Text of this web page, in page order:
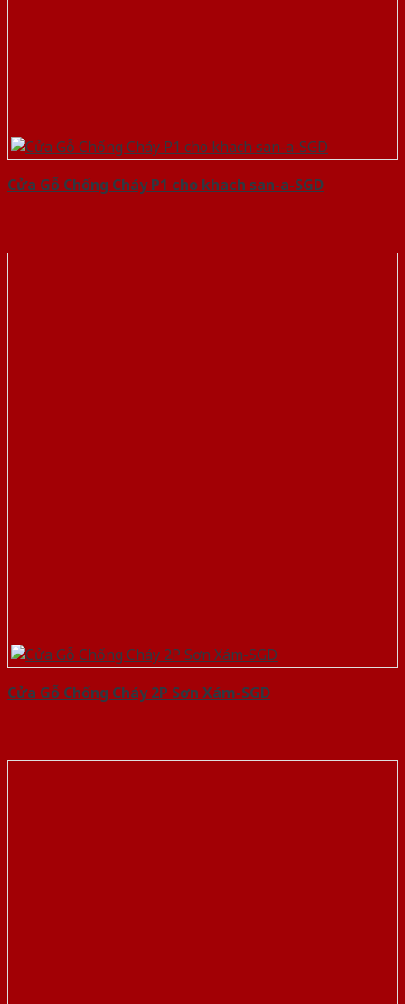
Cửa Gỗ Chống Cháy P1 cho khach san-a-SGD
Cửa Gỗ Chống Cháy 2P Sơn Xám-SGD